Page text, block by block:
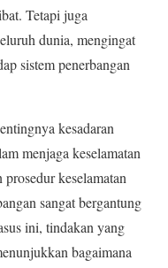
Tetapi juga
dunia, mengingat
sistem penerbangan
kesadaran
menjaga keselamatan
keselamatan
sangat bergantung
ini, tindakan yang
bagaimana